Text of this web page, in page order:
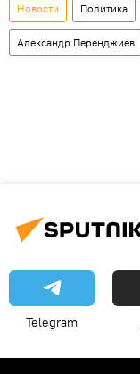
Новости Политика
Александр Перенджиев
Telegram